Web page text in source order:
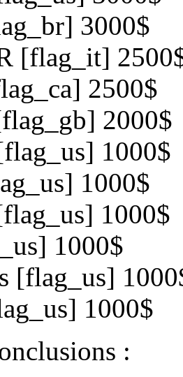
3000$
[flag_it]
2500$
2000$
1000$
1000$
1000$
1000$
[flag_us]
1000$
: